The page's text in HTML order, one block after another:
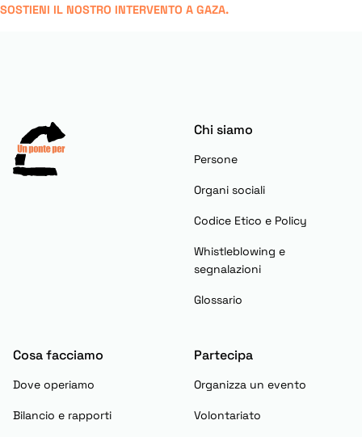
SOSTIENI IL NOSTRO INTERVENTO A GAZA.
Chi siamo
Persone
Organi sociali
Codice Etico e Policy
Whistleblowing e
segnalazioni
Glossario
Cosa facciamo
Dove operiamo
Bilancio e rapporti
Partecipa
Organizza un evento
Volontariato